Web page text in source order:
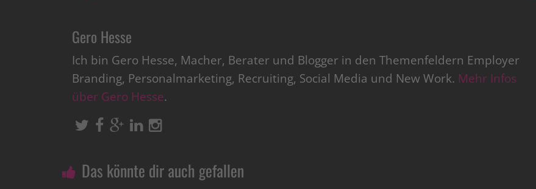
Gero Hesse
Ich bin Gero Hesse, Macher, Berater und Blogger in den Themenfeldern Employer
Branding, Personalmarketing, Recruiting, Social Media und New Work. Mehr Infos
über Gero Hesse.
Das könnte dir auch gefallen